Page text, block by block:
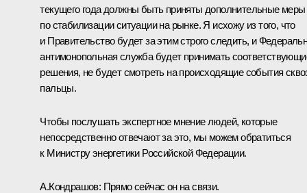
текущего года должны быть приняты дополнительные меры
по стабилизации ситуации на рынке. Я исхожу из того, что
и Правительство будет за этим строго следить, и
антимонопольная служба будет принимать
решения, не будет смотреть на происходящие события
пальцы.
Чтобы послушать экспертное мнение людей, которые
непосредственно отвечают за это, мы можем обратиться
к Министру энергетики Российской Федерации.
А.Кондрашов: Прямо сейчас он на связи.